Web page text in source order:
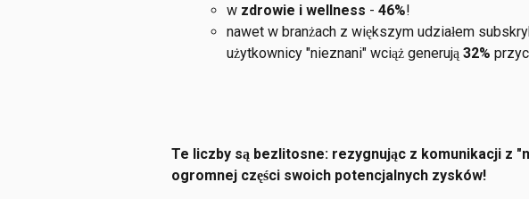
w zdrowie i wellness - 46%!
nawet w branżach z większym udziałem
użytkownicy "nieznani" wciąż generują 32%
Te liczby są bezlitosne: rezygnując z komunikacji z
ogromnej części swoich potencjalnych zysków!